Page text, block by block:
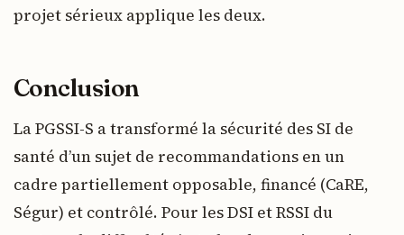
projet sérieux applique les deux.
Conclusion
La PGSSI-S a transformé la sécurité des SI de
santé d’un sujet de recommandations en un
cadre partiellement opposable, financé (CaRE,
Ségur) et contrôlé. Pour les DSI et RSSI du